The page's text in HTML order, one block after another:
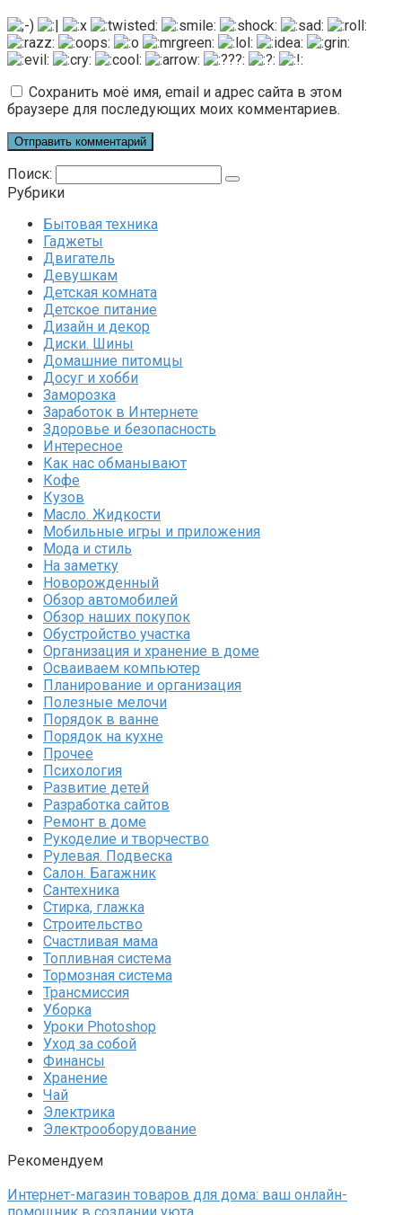
Сохранить моё имя, email и адрес сайта в этом
браузере для последующих моих комментариев.
Поиск:
Рубрики
Бытовая техника
Гаджеты
Двигатель
Девушкам
Детская комната
Детское питание
Дизайн и декор
Диски. Шины
Домашние питомцы
Досуг и хобби
Заморозка
Заработок в Интернете
Здоровье и безопасность
Интересное
Как нас обманывают
Кофе
Кузов
Масло. Жидкости
Мобильные игры и приложения
Мода и стиль
На заметку
Новорожденный
Обзор автомобилей
Обзор наших покупок
Обустройство участка
Организация и хранение в доме
Осваиваем компьютер
Планирование и организация
Полезные мелочи
Порядок в ванне
Порядок на кухне
Прочее
Психология
Развитие детей
Разработка сайтов
Ремонт в доме
Рукоделие и творчество
Рулевая. Подвеска
Салон. Багажник
Сантехника
Стирка, глажка
Строительство
Счастливая мама
Топливная система
Тормозная система
Трансмиссия
Уборка
Уроки Photoshop
Уход за собой
Финансы
Хранение
Чай
Электрика
Электрооборудование
Рекомендуем
Интернет-магазин товаров для дома: ваш онлайн-